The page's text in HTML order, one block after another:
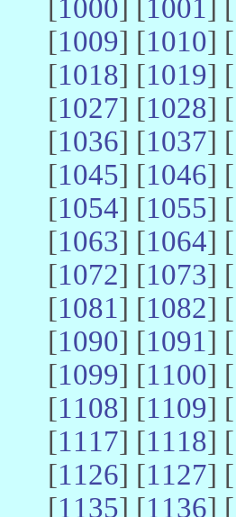
[1000] [1001] [
[1009] [1010] [
[1018] [1019] [
[1027] [1028] [
[1036] [1037] [
[1045] [1046] [
[1054] [1055] [
[1063] [1064] [
[1072] [1073] [
[1081] [1082] [
[1090] [1091] [
[1099] [1100] [
[1108] [1109] [
[1117] [1118] [
[1126] [1127] [
[1135] [1136] [